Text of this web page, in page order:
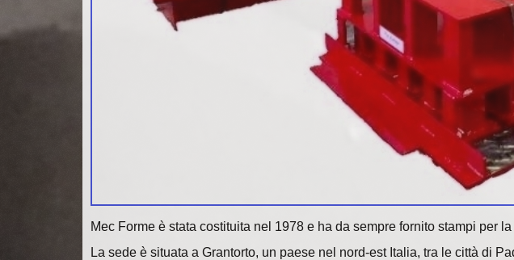
Mec Forme è stata costituita nel 1978 e ha da sempre fornito stampi per
La sede è situata a Grantorto, un paese nel nord-est Italia, tra le città di